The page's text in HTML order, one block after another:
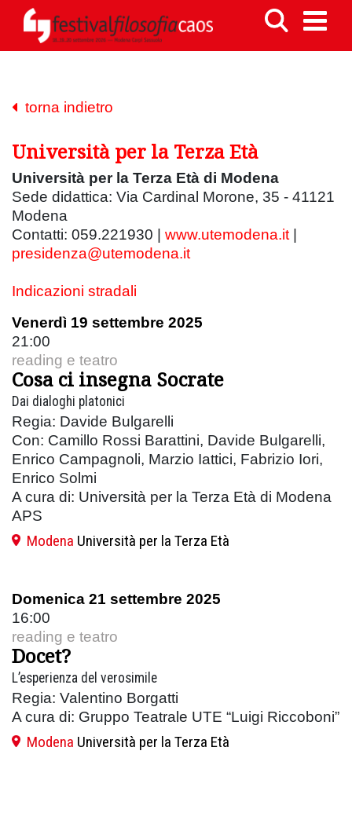
torna indietro
Università per la Terza Età
Università per la Terza Età di Modena
Sede didattica: Via Cardinal Morone, 35 - 41121
Modena
Contatti: 059.221930 | www.utemodena.it |
presidenza@utemodena.it
Indicazioni stradali
Venerdì 19 settembre 2025
21:00
reading e teatro
Cosa ci insegna Socrate
Dai dialoghi platonici
Regia: Davide Bulgarelli
Con: Camillo Rossi Barattini, Davide Bulgarelli,
Enrico Campagnoli, Marzio Iattici, Fabrizio Iori,
Enrico Solmi
A cura di: Università per la Terza Età di Modena
APS
Modena Università per la Terza Età
Domenica 21 settembre 2025
16:00
reading e teatro
Docet?
L’esperienza del verosimile
Regia: Valentino Borgatti
A cura di: Gruppo Teatrale UTE “Luigi Riccoboni”
Modena Università per la Terza Età